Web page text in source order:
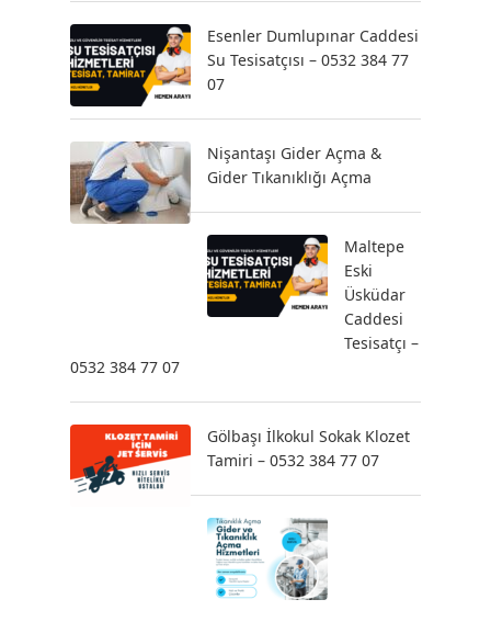
Esenler Dumlupınar Caddesi
Su Tesisatçısı – 0532 384 77
07
Nişantaşı Gider Açma &
Gider Tıkanıklığı Açma
Maltepe
Eski
Üsküdar
Caddesi
Tesisatçı –
0532 384 77 07
Gölbaşı İlkokul Sokak Klozet
Tamiri – 0532 384 77 07